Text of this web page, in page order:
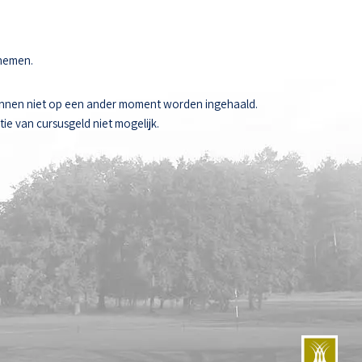
niet op een ander moment worden ingehaald.
van cursusgeld niet mogelijk.